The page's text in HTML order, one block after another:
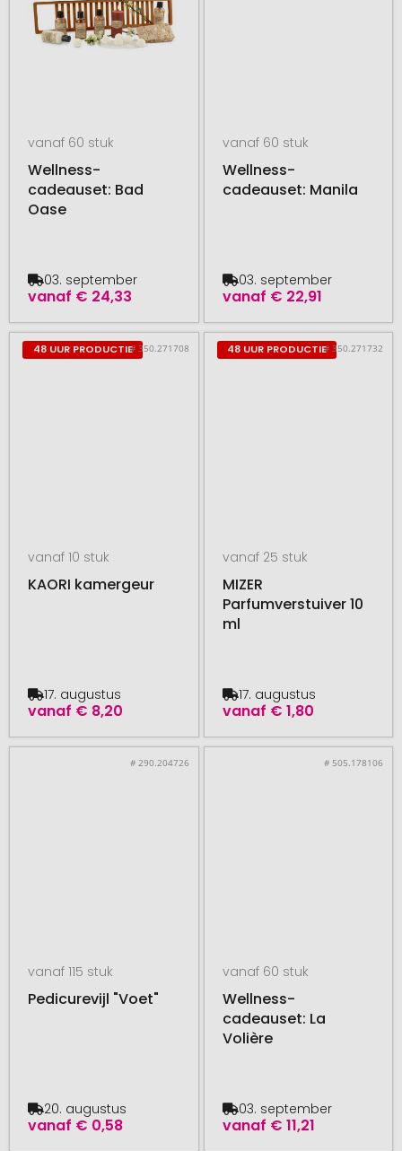
vanaf 60 stuk
Wellness-
cadeauset: Bad
Oase
vanaf € 24,33
03. september
vanaf 60 stuk
Wellness-
cadeauset: Manila
vanaf € 22,91
03. september
48 UUR PRODUCTIE# 350.271708
vanaf 10 stuk
KAORI kamergeur
vanaf € 8,20
17. augustus
48 UUR PRODUCTIE# 350.271732
vanaf 25 stuk
MIZER
Parfumverstuiver 10
ml
vanaf € 1,80
17. augustus
# 290.204726
vanaf 115 stuk
Pedicurevijl "Voet"
vanaf € 0,58
20. augustus
# 505.178106
vanaf 60 stuk
Wellness-
cadeauset: La
Volière
vanaf € 11,21
03. september